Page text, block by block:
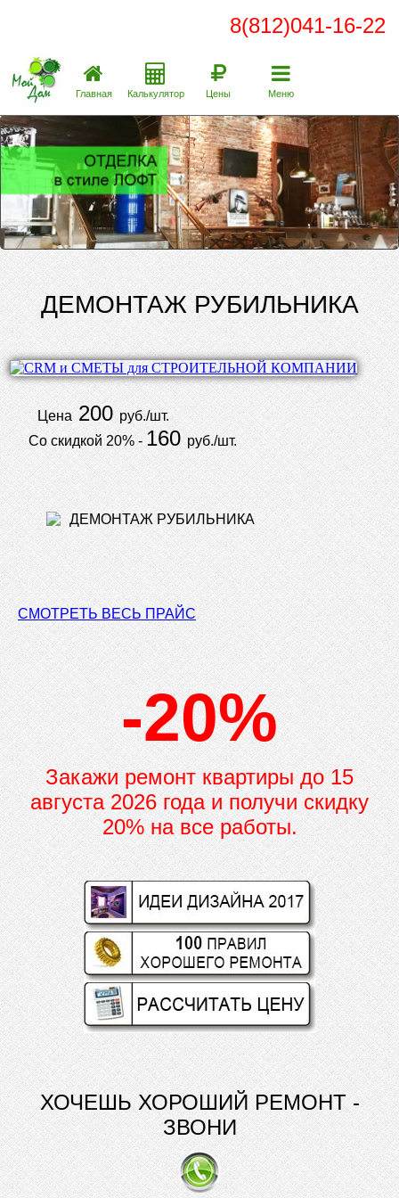
8(812)041-16-22
Главная Калькулятор Цены Меню
ДЕМОНТАЖ РУБИЛЬНИКА
Цена200руб./шт.
Со скидкой 20% -160руб./шт.
СМОТРЕТЬ ВЕСЬ ПРАЙС
-20%
Закажи ремонт квартиры до15
августа 2026 года и получи скидку
20% на все работы.
ХОЧЕШЬ ХОРОШИЙ РЕМОНТ -
ЗВОНИ